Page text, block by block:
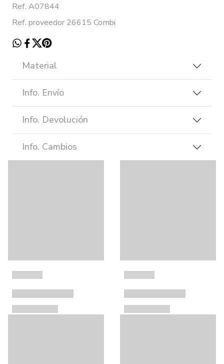
Ref. A07844
Ref. proveedor 26615 Combi
Material
Info. Envío
Info. Devolución
Info. Cambios